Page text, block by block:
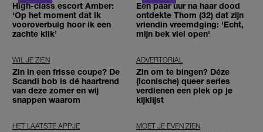
High-class escort Amber:
‘Op het moment dat ik
vooroverbuig hoor ik een
zachte klik’
Een paar uur na haar dood
ontdekte Thom (32) dat zijn
vriendin vreemdging: 'Echt,
mijn bek viel open'
WIL JE ZIEN
Zin in een frisse coupe? De
Scandi bob is dé haartrend
van deze zomer en wij
snappen waarom
ADVERTORIAL
Zin om te bingen? Déze
(iconische) queer series
verdienen een plek op je
kijklijst
HET LAATSTE APPJE MOET JE EVEN ZIEN